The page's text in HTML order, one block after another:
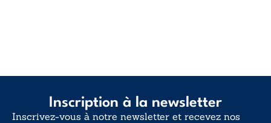
Inscription à la newsletter
Inscrivez-vous à notre newsletter et recevez nos